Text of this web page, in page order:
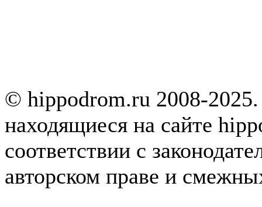
© hippodrom.ru 2008-
находящиеся на сайте
соответствии с
авторском праве и